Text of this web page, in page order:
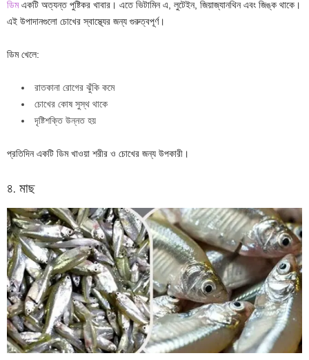
ডিমএকটি অত্যন্ত পুষ্টিকর খাবার। এতে ভিটামিন এ, লুটেইন, জিয়াজ্যানথিন এবং জিঙ্ক থাকে।
এই উপাদানগুলো চোখের স্বাস্থ্যের জন্য গুরুত্বপূর্ণ।
ডিম খেলে:
রাতকানা রোগের ঝুঁকি কমে
চোখের কোষ সুস্থ থাকে
দৃষ্টিশক্তি উন্নত হয়
প্রতিদিন একটি ডিম খাওয়া শরীর ও চোখের জন্য উপকারী।
৪. মাছ